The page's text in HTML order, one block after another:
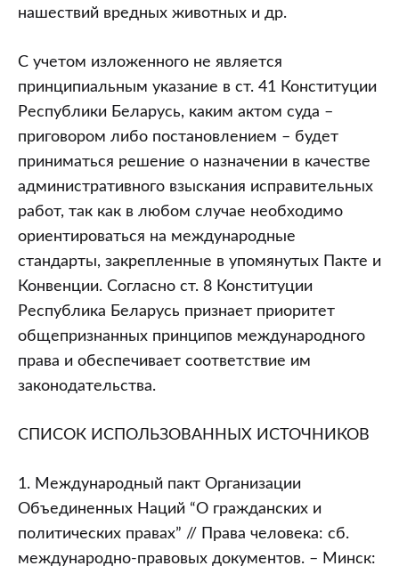
нашествий вредных животных и др.
С учетом изложенного не является
принципиальным указание в ст. 41 Конституции
Республики Беларусь, каким актом суда –
приговором либо постановлением – будет
приниматься решение о назначении в качестве
административного взыскания исправительных
работ, так как в любом случае необходимо
ориентироваться на международные
стандарты, закрепленные в упомянутых Пакте и
Конвенции. Согласно ст. 8 Конституции
Республика Беларусь признает приоритет
общепризнанных принципов международного
права и обеспечивает соответствие им
законодательства.
СПИСОК ИСПОЛЬЗОВАННЫХ ИСТОЧНИКОВ
1. Международный пакт Организации
Объединенных Наций “О гражданских и
политических правах” // Права человека: сб.
международно-правовых документов. – Минск: